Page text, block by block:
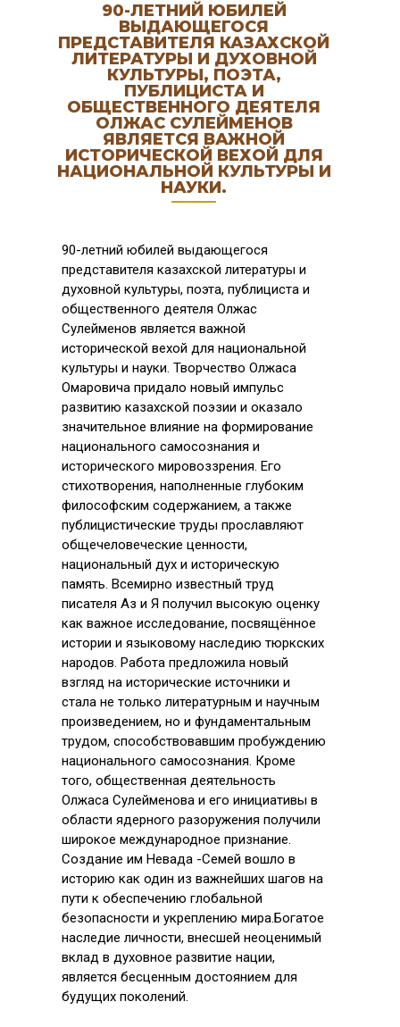
90-ЛЕТНИЙ ЮБИЛЕЙ
ВЫДАЮЩЕГОСЯ
ПРЕДСТАВИТЕЛЯ КАЗАХСКОЙ
ЛИТЕРАТУРЫ И ДУХОВНОЙ
КУЛЬТУРЫ, ПОЭТА,
ПУБЛИЦИСТА И
ОБЩЕСТВЕННОГО ДЕЯТЕЛЯ
ОЛЖАС СУЛЕЙМЕНОВ
ЯВЛЯЕТСЯ ВАЖНОЙ
ИСТОРИЧЕСКОЙ ВЕХОЙ ДЛЯ
НАЦИОНАЛЬНОЙ КУЛЬТУРЫ И
НАУКИ.
90-летний юбилей выдающегося
представителя казахской литературы и
духовной культуры, поэта, публициста и
общественного деятеля Олжас
Сулейменов является важной
исторической вехой для национальной
культуры и науки. Творчество Олжаса
Омаровича придало новый импульс
развитию казахской поэзии и оказало
значительное влияние на формирование
национального самосознания и
исторического мировоззрения. Его
стихотворения, наполненные глубоким
философским содержанием, а также
публицистические труды прославляют
общечеловеческие ценности,
национальный дух и историческую
память. Всемирно известный труд
писателя Аз и Я получил высокую оценку
как важное исследование, посвящённое
истории и языковому наследию тюркских
народов. Работа предложила новый
взгляд на исторические источники и
стала не только литературным и научным
произведением, но и фундаментальным
трудом, способствовавшим пробуждению
национального самосознания. Кроме
того, общественная деятельность
Олжаса Сулейменова и его инициативы в
области ядерного разоружения получили
широкое международное признание.
Создание им Невада -Семей вошло в
историю как один из важнейших шагов на
пути к обеспечению глобальной
безопасности и укреплению мира.Богатое
наследие личности, внесшей неоценимый
вклад в духовное развитие нации,
является бесценным достоянием для
будущих поколений.